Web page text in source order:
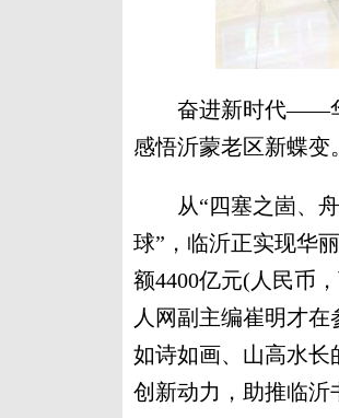
奋进新时代——华
感悟沂蒙老区新蝶
从“四塞之崮、舟
球”，临沂正实现华
额4400亿元(人民币
人网副主编崔明才在
如诗如画、山高水长
创新动力，助推临沂